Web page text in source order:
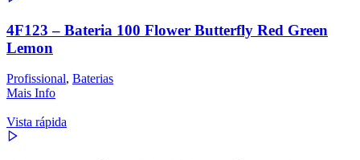
4F123 – Bateria 100 Flower Butterfly Red Green
Lemon
Profissional, Baterias
Mais Info
Vista rápida